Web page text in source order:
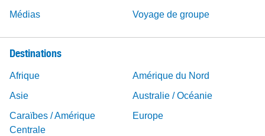
Médias
Voyage de groupe
Destinations
Afrique
Amérique du Nord
Asie
Australie / Océanie
Caraïbes / Amérique
Centrale
Europe